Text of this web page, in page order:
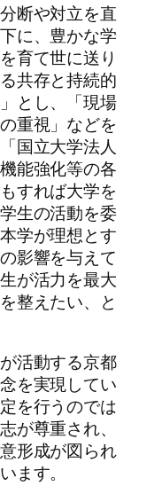
断や対立を直
に、豊かな学
育て世に送り
共存と持続的
とし、「現場
重視」などを
国立大学法人
能強化等の各
すれば大学を
生の活動を委
学が理想とす
影響を与えて
が活力を最大
整えたい、と
活動する京都
を実現してい
を行うのでは
が尊重され、
形成が図られ
ます。